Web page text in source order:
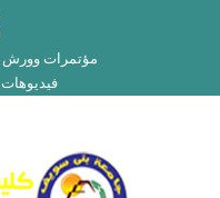
مؤتمرات وورش
فيديوهات